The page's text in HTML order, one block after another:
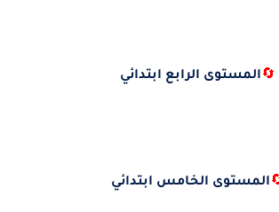
🔄المستوى الرابع ابتدائي
المستوى الخامس ابتدائي